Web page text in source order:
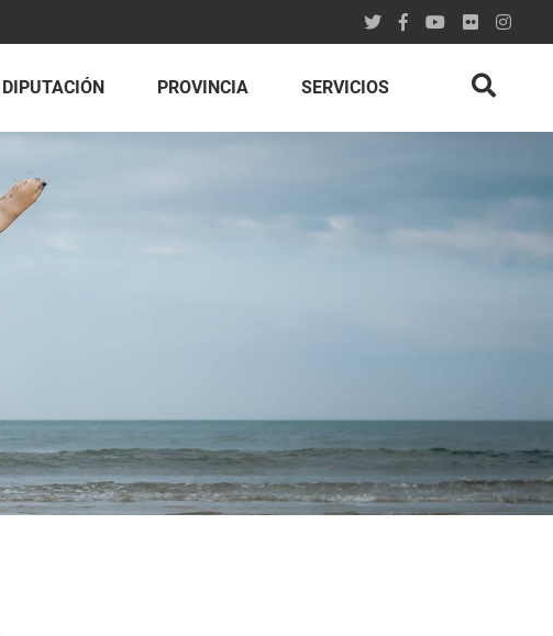
DIPUTACIÓN PROVINCIA SERVICIOS